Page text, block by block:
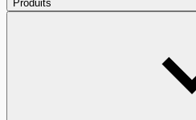
Produits